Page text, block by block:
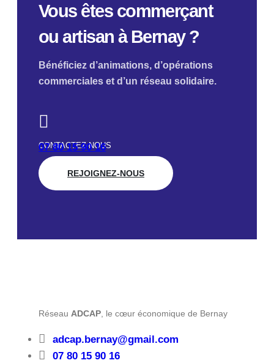
Vous êtes commerçant
ou artisan à Bernay ?
Bénéficiez d’animations, d’opérations
commerciales et d’un réseau solidaire.
CONTACTEZ-NOUS
07 80 15 90 16
REJOIGNEZ-NOUS
Réseau ADCAP , le cœur économique de Bernay
adcap.bernay@gmail.com
07 80 15 90 16